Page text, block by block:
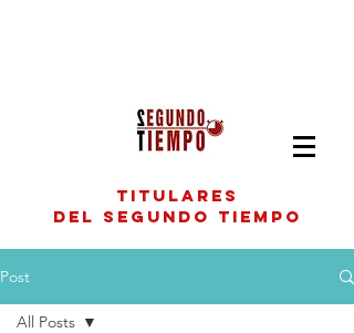
titulares
del segundo tiempo
Post
All Posts